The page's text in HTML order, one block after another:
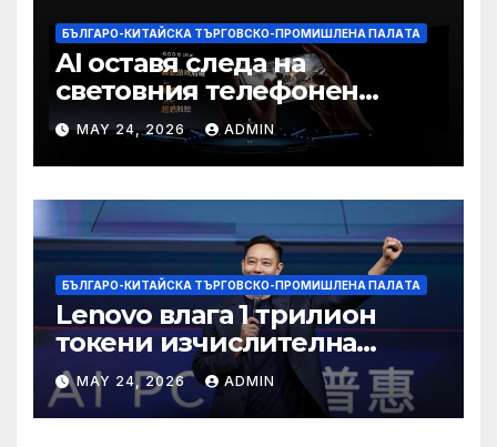
БЪЛГАРО-КИТАЙСКА ТЪРГОВСКО-ПРОМИШЛЕНА ПАЛAТА
AI оставя следа на
световния телефонен
пазар
MAY 24, 2026 ADMIN
БЪЛГАРО-КИТАЙСКА ТЪРГОВСКО-ПРОМИШЛЕНА ПАЛAТА
Lenovo влага 1 трилион
токени изчислителна
мощност в AI екосистемата
MAY 24, 2026 ADMIN